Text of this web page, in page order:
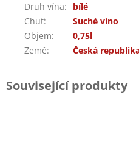
Druh vína:
bílé
Chuť:
Suché víno
Objem:
0,75l
Země: Česká
Související produkty